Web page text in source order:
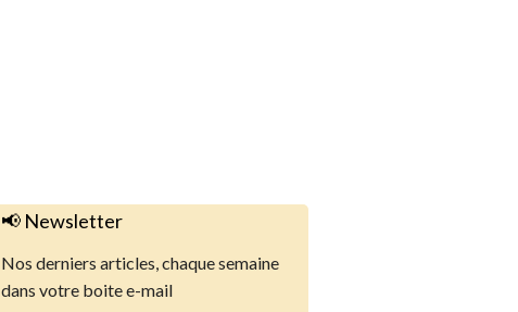
📢 Newsletter
Nos derniers articles, chaque semaine
dans votre boite e-mail